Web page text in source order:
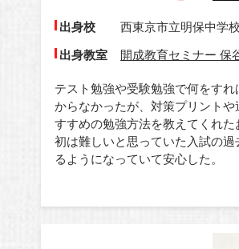
出身校 西東京市立明保中学校
出身教室 開成教育セミナー 保
テスト勉強や受験勉強で何をすれ
からなかったが、対策プリントや
すすめの勉強方法を教えてくれた
初は難しいと思っていた入試の過
るようになっていて安心した。